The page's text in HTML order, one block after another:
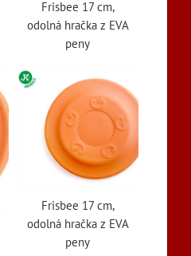
Frisbee 17 cm,
odolná hračka z EVA
peny
Frisbee 17 cm,
odolná hračka z EVA
peny